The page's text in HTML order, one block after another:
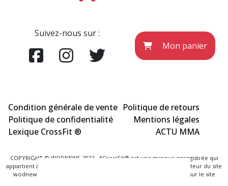
Suivez-nous sur :
Mon panier
Condition générale de vente Politique de retours
Politique de confidentialité
Mentions légales
Lexique CrossFit ®
ACTU MMA
COPYRIGHT © WODNEWS 2022 - *CrossFit® est une marque enregistrée qui
appartient à la société CrossFit® Inc. et qui n'a aucun lien avec l'éditeur du site
wodnews.com. Les informations officielles sont exclusivement sur le site